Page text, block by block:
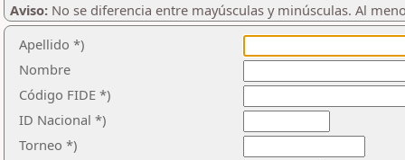
Aviso: No se diferencia entre mayúsculas y minúsculas. Al
Apellido *)
Nombre
Código FIDE *)
ID Nacional *)
Torneo *)